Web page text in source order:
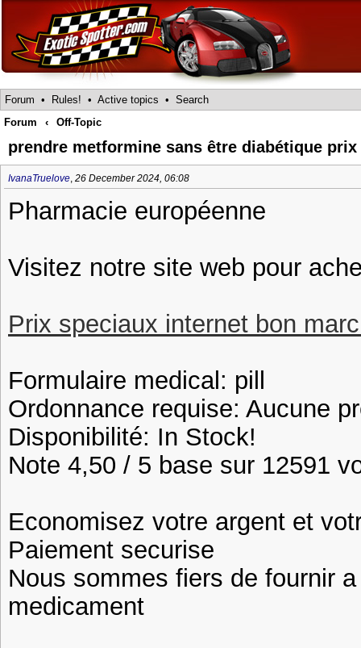
Forum • Rules! • Active topics • Search
Forum
‹ Off-Topic
prendre metformine sans être diabétique
IvanaTruelove, 26 December 2024, 06:08
Pharmacie européenne
Visitez notre site web pour
Prix speciaux internet bon
Formulaire medical: pill
Ordonnance requise: Aucune
Disponibilité: In Stock!
Note 4,50 / 5 base sur 12591
Economisez votre argent et
Paiement securise
Nous sommes fiers de fournir
medicament